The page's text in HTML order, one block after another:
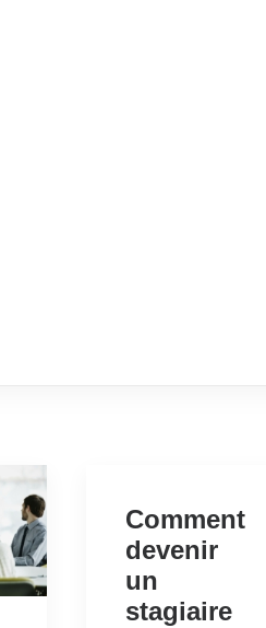
Comment
devenir
un
stagiaire